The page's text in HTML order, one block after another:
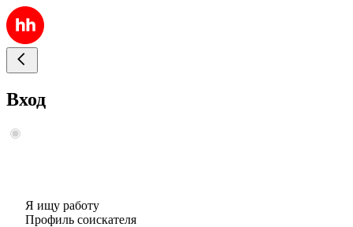
Вход
Я ищу работу
Профиль соискателя